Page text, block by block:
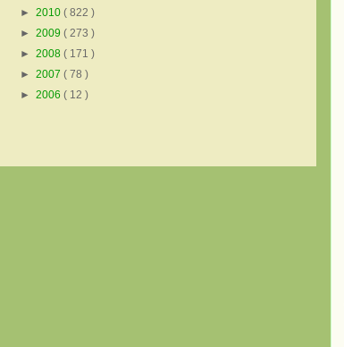
► 2010 ( 822 )
► 2009 ( 273 )
► 2008 ( 171 )
► 2007 ( 78 )
► 2006 ( 12 )